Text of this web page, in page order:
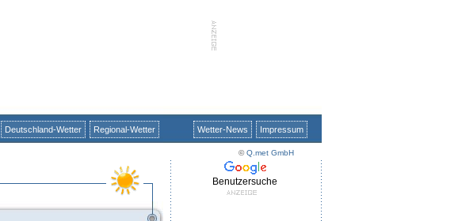
Deutschland-Wetter Regional-Wetter Wetter-News Impressum
©Q.met GmbH
Benutzersuche